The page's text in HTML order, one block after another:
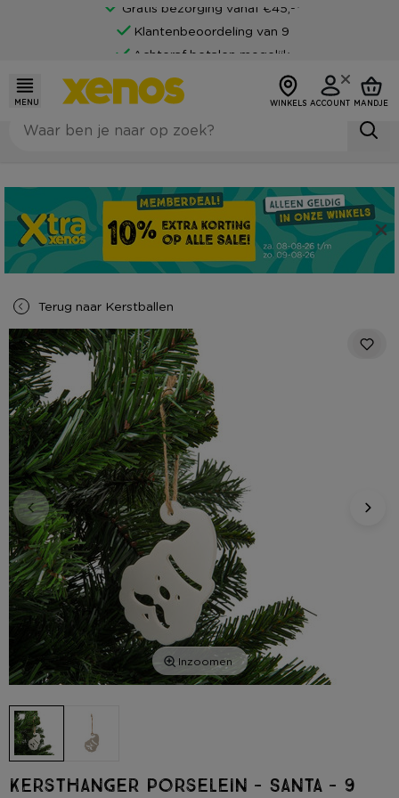
Gratis bezorging vanaf €45,-*
Klantenbeoordeling van 9
Achteraf betalen mogelijk
MENU WINKELS ACCOUNT MANDJE
Terug naar Kerstballen
Inzoomen
Kersthanger porselein - Santa - 9